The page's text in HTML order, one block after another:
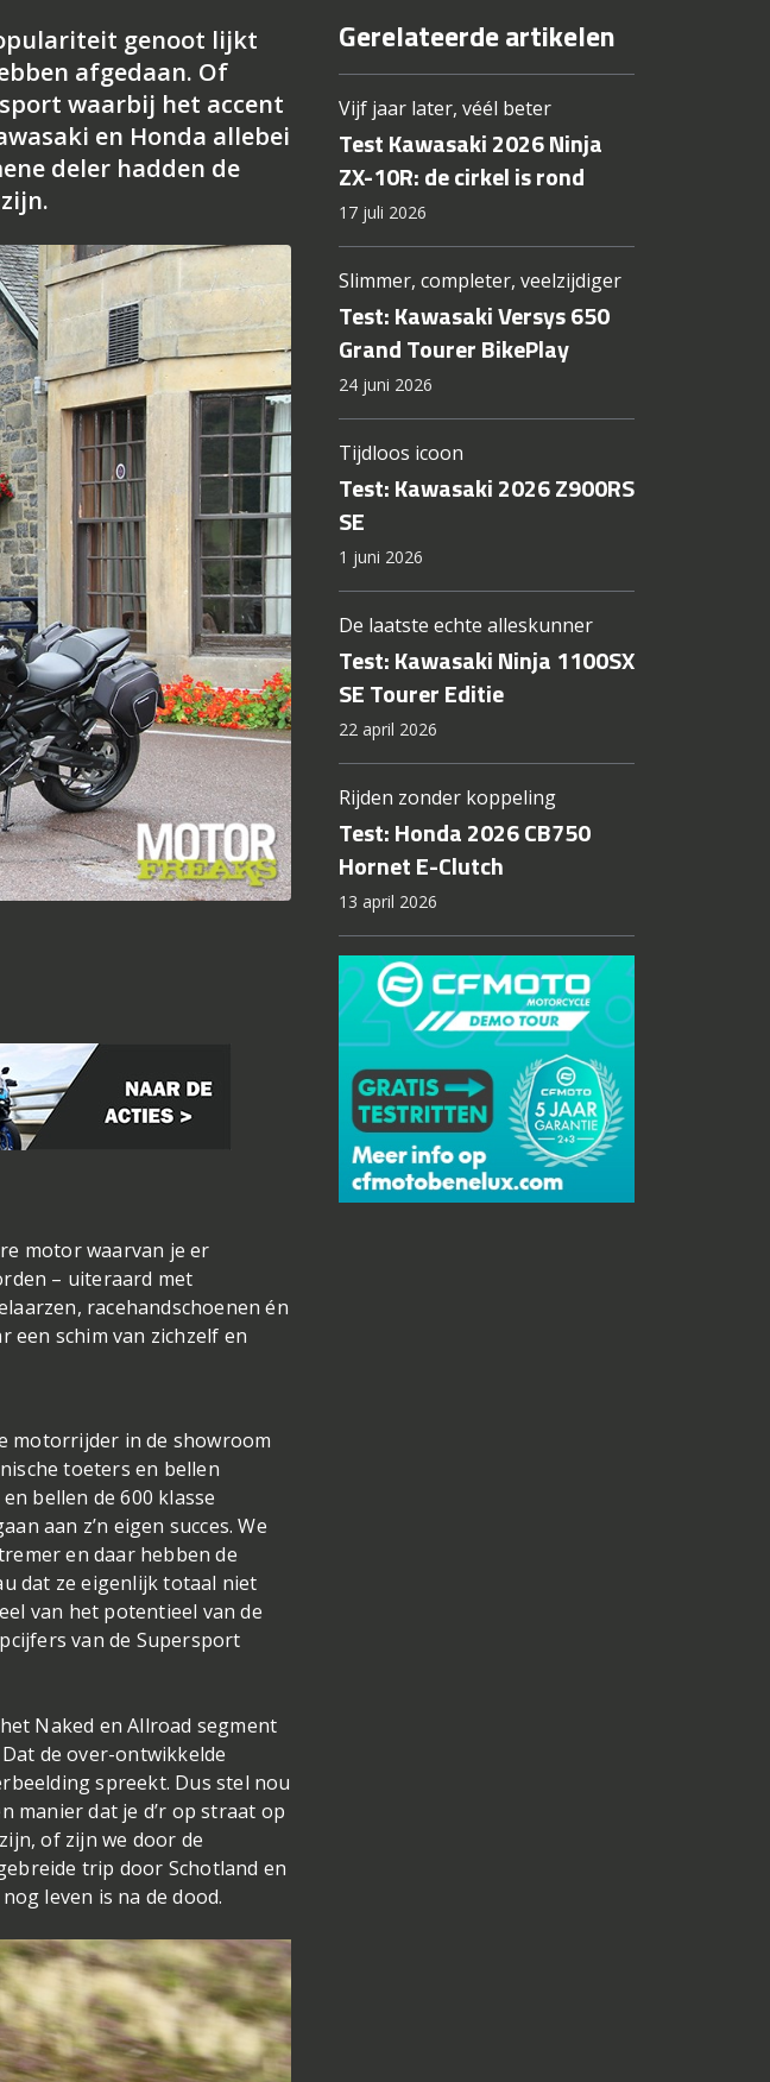
genoot lijkt
afgedaan. Of
waarbij het accent
en Honda allebei
deler hadden de
motor waarvan je er
– uiteraard met
racehandschoenen én
een schim van zichzelf en
motorrijder in de showroom
toeters en bellen
bellen de 600 klasse
aan z’n eigen succes. We
en daar hebben de
dat ze eigenlijk totaal niet
van het potentieel van de
van de Supersport
Naked en Allroad segment
de over-ontwikkelde
spreekt. Dus stel nou
manier dat je d’r op straat op
of zijn we door de
trip door Schotland en
leven is na de dood.
Gerelateerde artikelen
Vijf jaar later, véél beter
Test Kawasaki 2026 Ninja
ZX-10R: de cirkel is rond
17 juli 2026
Slimmer, completer, veelzijdiger
Test: Kawasaki Versys 650
Grand Tourer BikePlay
24 juni 2026
Tijdloos icoon
Test: Kawasaki 2026 Z900RS
SE
1 juni 2026
De laatste echte alleskunner
Test: Kawasaki Ninja 1100SX
SE Tourer Editie
22 april 2026
Rijden zonder koppeling
Test: Honda 2026 CB750
Hornet E-Clutch
13 april 2026